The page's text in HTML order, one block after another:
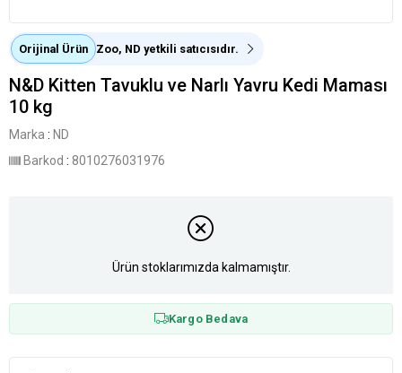
Orijinal Ürün Zoo, ND yetkili satıcısıdır.
N&D Kitten Tavuklu ve Narlı Yavru Kedi Maması
10 kg
Marka : ND
Barkod : 8010276031976
Ürün stoklarımızda kalmamıştır.
Kargo Bedava